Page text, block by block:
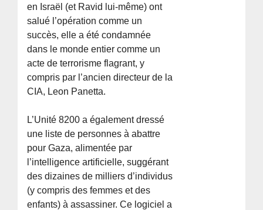
en Israël (et Ravid lui-même) ont
salué l’opération comme un
succès, elle a été condamnée
dans le monde entier comme un
acte de terrorisme flagrant, y
compris par l’ancien directeur de la
CIA, Leon Panetta.
L’Unité 8200 a également dressé
une liste de personnes à abattre
pour Gaza, alimentée par
l’intelligence artificielle, suggérant
des dizaines de milliers d’individus
(y compris des femmes et des
enfants) à assassiner. Ce logiciel a